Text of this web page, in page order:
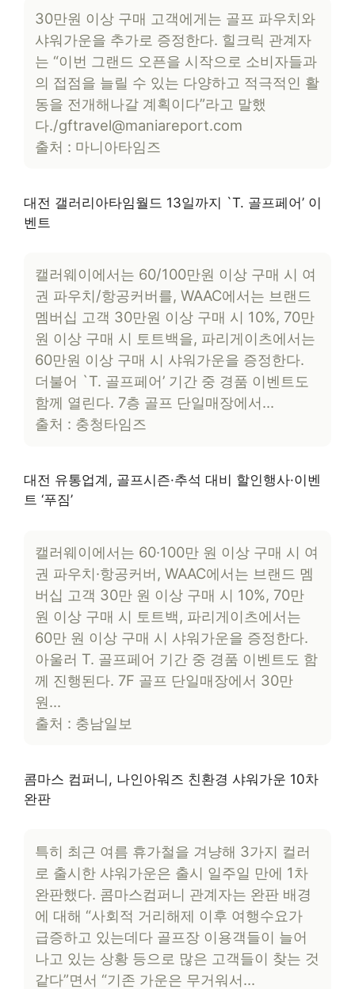
30만원 이상 구매 고객에게는 골프 파우치와
샤워가운을 추가로 증정한다. 힐크릭 관계자
는 “이번 그랜드 오픈을 시작으로 소비자들과
의 접점을 늘릴 수 있는 다양하고 적극적인 활
동을 전개해나갈 계획이다”라고 말했
다./gftravel@maniareport.com
출처 : 마니아타임즈
대전 갤러리아타임월드 13일까지 `T. 골프페어’ 이
벤트
캘러웨이에서는 60/100만원 이상 구매 시 여
권 파우치/항공커버를, WAAC에서는 브랜드
멤버십 고객 30만원 이상 구매 시 10%, 70만
원 이상 구매 시 토트백을, 파리게이츠에서는
60만원 이상 구매 시 샤워가운을 증정한다.
더불어 `T. 골프페어’ 기간 중 경품 이벤트도
함께 열린다. 7층 골프 단일매장에서…
출처 : 충청타임즈
대전 유통업계, 골프시즌·추석 대비 할인행사·이벤
트 ‘푸짐’
캘러웨이에서는 60·100만 원 이상 구매 시 여
권 파우치·항공커버, WAAC에서는 브랜드 멤
버십 고객 30만 원 이상 구매 시 10%, 70만
원 이상 구매 시 토트백, 파리게이츠에서는
60만 원 이상 구매 시 샤워가운을 증정한다.
아울러 T. 골프페어 기간 중 경품 이벤트도 함
께 진행된다. 7F 골프 단일매장에서 30만
원…
출처 : 충남일보
콤마스 컴퍼니, 나인아워즈 친환경 샤워가운 10차
완판
특히 최근 여름 휴가철을 겨냥해 3가지 컬러
로 출시한 샤워가운은 출시 일주일 만에 1차
완판했다. 콤마스컴퍼니 관계자는 완판 배경
에 대해 “사회적 거리해제 이후 여행수요가
급증하고 있는데다 골프장 이용객들이 늘어
나고 있는 상황 등으로 많은 고객들이 찾는 것
같다”면서 “기존 가운은 무거워서…